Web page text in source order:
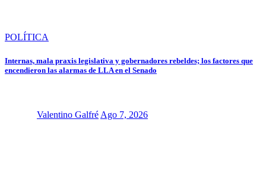
POLÍTICA
Internas, mala praxis legislativa y gobernadores rebeldes; los factores que
encendieron las alarmas de LLA en el Senado
Valentino Galfré Ago 7, 2026